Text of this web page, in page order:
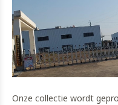
Onze collectie wordt